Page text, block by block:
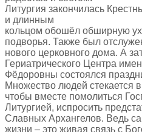
Литургия закончилась
и длинным
кольцом обошёл обширную
подворья. Также был
нового церковного дома. А
Гериатрического Центра
Фёдоровны состоялся
Множество людей стекается
чтобы вместе помолиться
Литургией, испросить
Славных Архангелов. Ведь
жизни – это живая связь с